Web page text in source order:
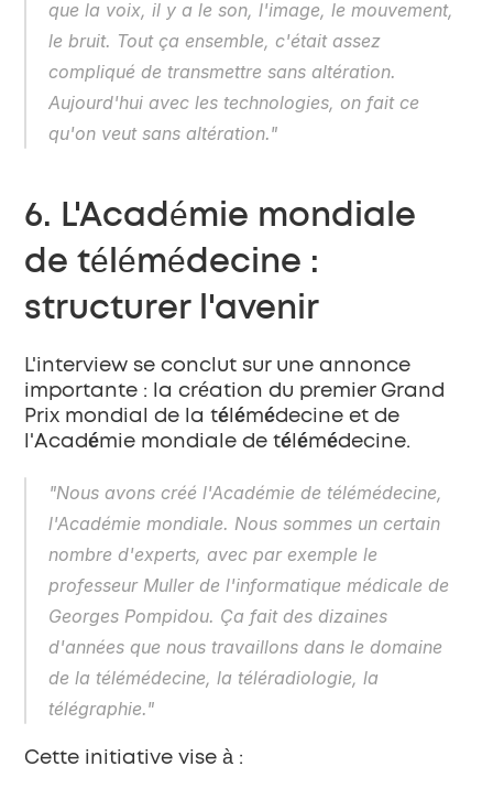
que la voix, il y a le son, l'image, le mouvement,
le bruit. Tout ça ensemble, c'était assez
compliqué de transmettre sans altération.
Aujourd'hui avec les technologies, on fait ce
qu'on veut sans altération."
6. L'Académie mondiale
de télémédecine :
structurer l'avenir
L'interview se conclut sur une annonce
importante : la création du premier Grand
Prix mondial de la télémédecine et de
l'Académie mondiale de télémédecine.
"Nous avons créé l'Académie de télémédecine,
l'Académie mondiale. Nous sommes un certain
nombre d'experts, avec par exemple le
professeur Muller de l'informatique médicale de
Georges Pompidou. Ça fait des dizaines
d'années que nous travaillons dans le domaine
de la télémédecine, la téléradiologie, la
télégraphie."
Cette initiative vise à :